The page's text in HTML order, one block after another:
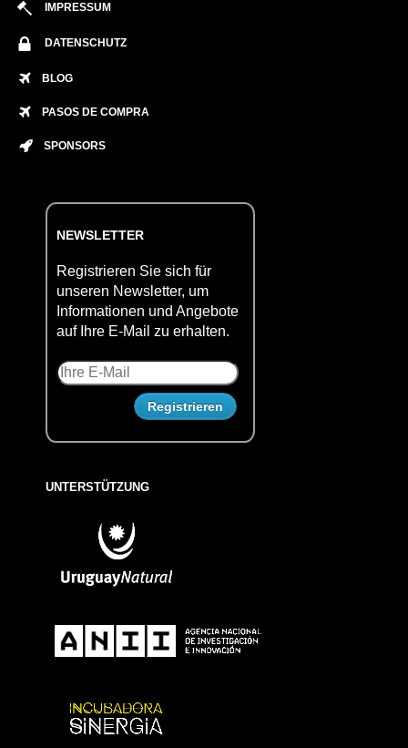
IMPRESSUM
DATENSCHUTZ
BLOG
PASOS DE COMPRA
SPONSORS
NEWSLETTER
Registrieren Sie sich für
unseren Newsletter, um
Informationen und Angebote
auf Ihre E-Mail zu erhalten.
UNTERSTÜTZUNG